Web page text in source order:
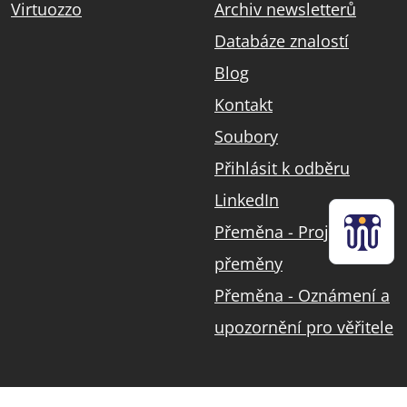
Virtuozzo
Archiv newsletterů
Databáze znalostí
Blog
Kontakt
Soubory
Přihlásit k odběru
LinkedIn
Přeměna - Projekt
přeměny
Přeměna - Oznámení a
upozornění pro věřitele